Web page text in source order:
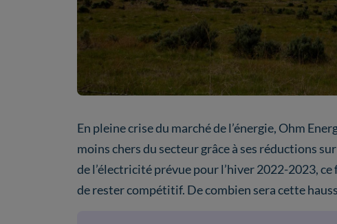
En pleine crise du marché de l’énergie, Ohm
moins chers du secteur grâce à ses réductions
de l’électricité prévue pour l’hiver 2022-2023,
de rester compétitif. De combien sera cette